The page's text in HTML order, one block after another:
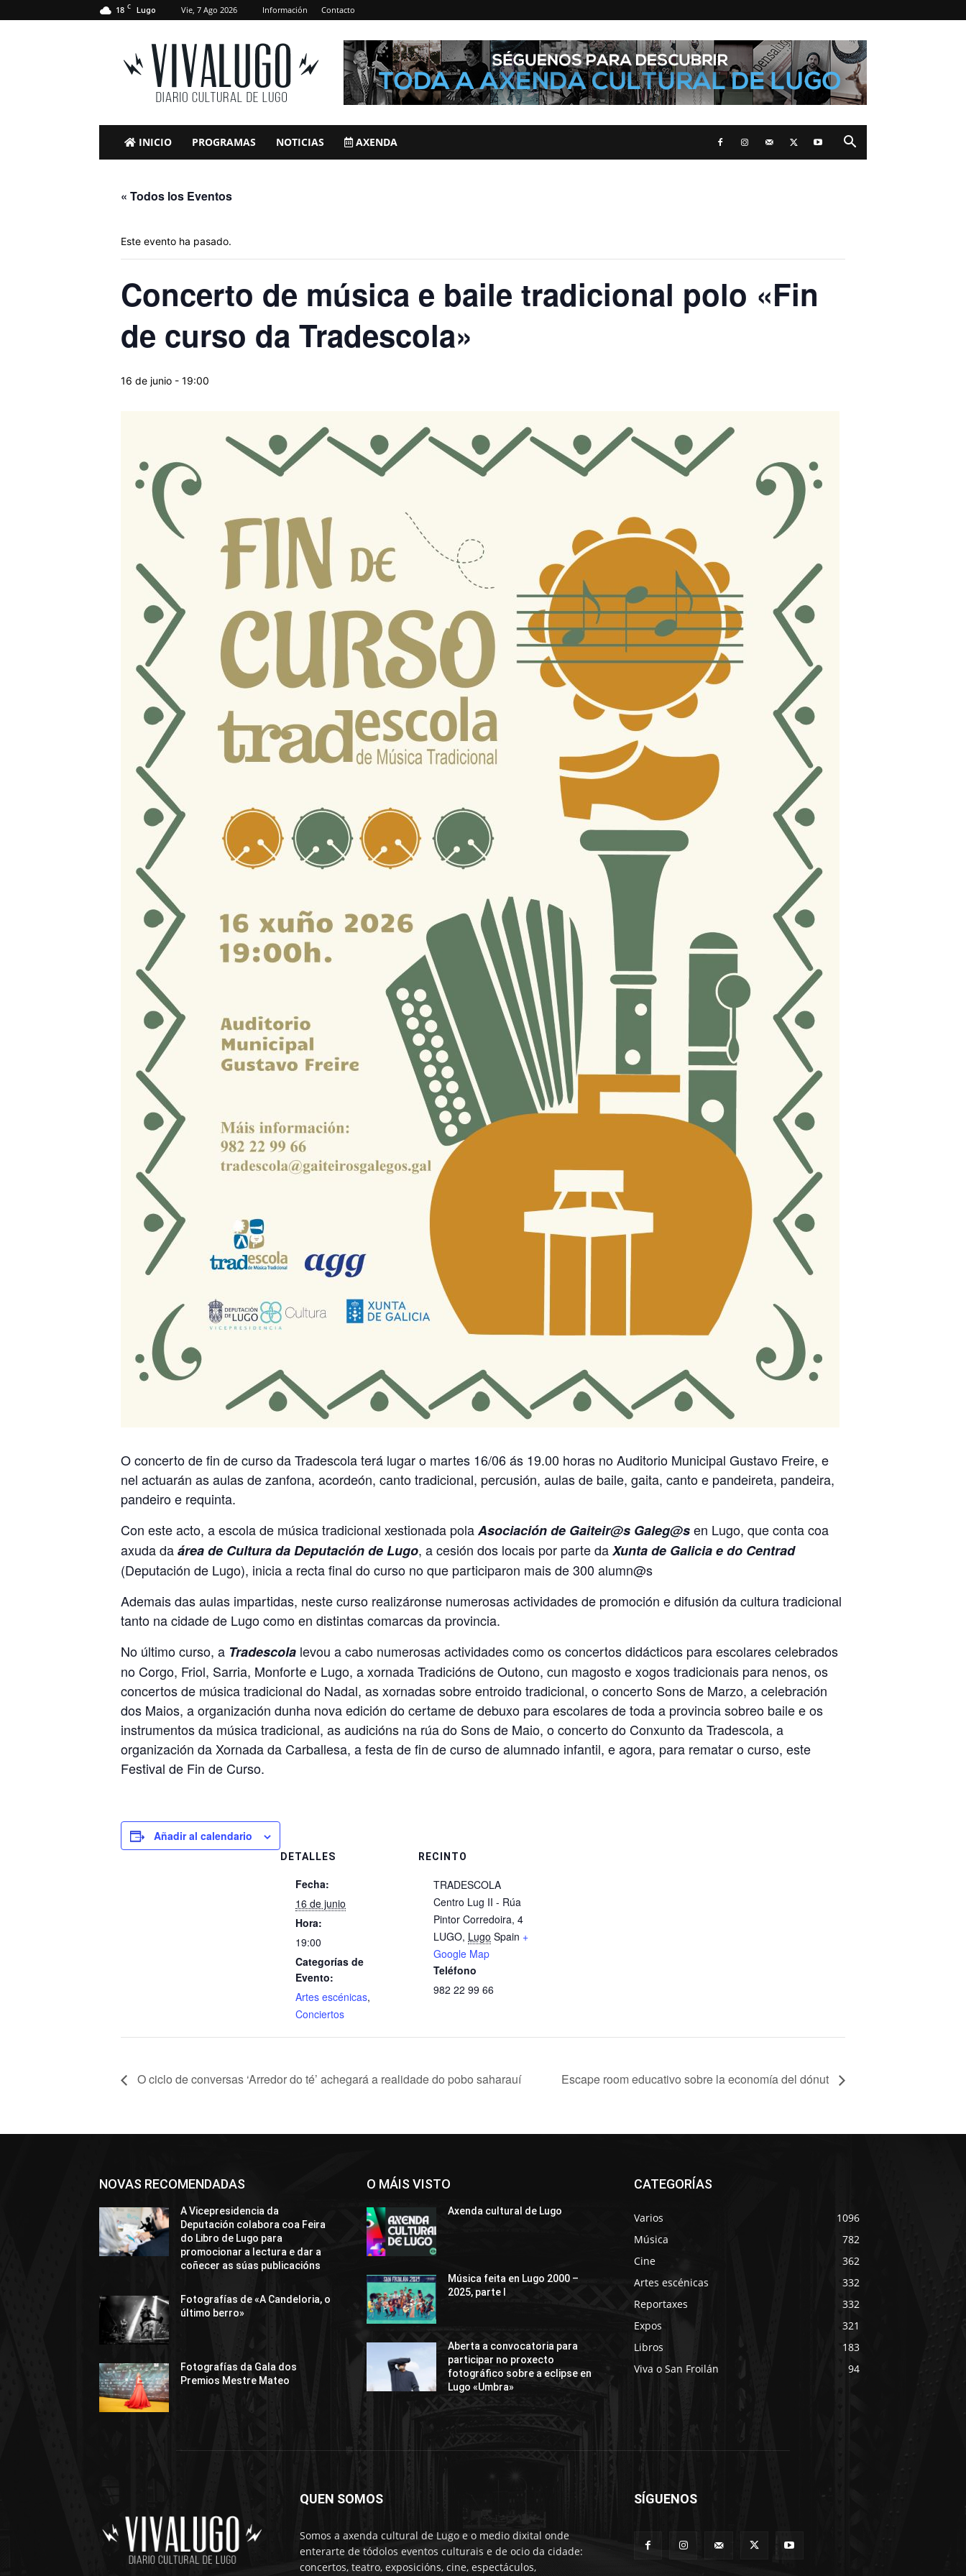
18 C Lugo Vie, 7 Ago 2026 Información Contacto
VivaLugo
INICIO PROGRAMAS NOTICIAS AXENDA
« Todos los Eventos
Este evento ha pasado.
Concerto de música e baile tradicional polo «Fin
de curso da Tradescola»
16 de junio - 19:00
O concerto de fin de curso da Tradescola terá lugar o martes 16/06 ás 19.00 horas no Auditorio Municipal Gustavo Freire, e
nel actuarán as aulas de zanfona, acordeón, canto tradicional, percusión, aulas de baile, gaita, canto e pandeireta, pandeira,
pandeiro e requinta.
Con este acto, a escola de música tradicional xestionada polaAsociación de Gaiteir@s Galeg@sen Lugo, que conta coa
axuda daárea de Cultura da Deputación de Lugo, a cesión dos locais por parte daXunta de Galicia e do Centrad
(Deputación de Lugo), inicia a recta final do curso no que participaron mais de 300 alumn@s
Ademais das aulas impartidas, neste curso realizáronse numerosas actividades de promoción e difusión da cultura tradicional
tanto na cidade de Lugo como en distintas comarcas da provincia.
No último curso, a Tradescola levou a cabo numerosas actividades como os concertos didácticos para escolares celebrados
no Corgo, Friol, Sarria, Monforte e Lugo, a xornada Tradicións de Outono, cun magosto e xogos tradicionais para nenos, os
concertos de música tradicional do Nadal, as xornadas sobre entroido tradicional, o concerto Sons de Marzo, a celebración
dos Maios, a organización dunha nova edición do certame de debuxo para escolares de toda a provincia sobreo baile e os
instrumentos da música tradicional, as audicións na rúa do Sons de Maio, o concerto do Conxunto da Tradescola, a
organización da Xornada da Carballesa, a festa de fin de curso de alumnado infantil, e agora, para rematar o curso, este
Festival de Fin de Curso.
Añadir al calendario
DETALLES
Fecha:
16 de junio
Hora:
19:00
Categorías de
Evento:
Artes escénicas,
Conciertos
RECINTO
TRADESCOLA
Centro Lug II - Rúa
Pintor Corredoira, 4
LUGO, Lugo Spain +
Google Map
Teléfono
982 22 99 66
O ciclo de conversas ‘Arredor do té’ achegará a realidade do pobo saharauí Escape room educativo sobre la economía del dónut
NOVAS RECOMENDADAS
A Vicepresidencia da
Deputación colabora coa Feira
do Libro de Lugo para
promocionar a lectura e dar a
coñecer as súas publicacións
Fotografías de «A Candeloria, o
último berro»
Fotografías da Gala dos
Premios Mestre Mateo
O MÁIS VISTO
Axenda cultural de Lugo
Música feita en Lugo 2000 –
2025, parte I
Aberta a convocatoria para
participar no proxecto
fotográfico sobre a eclipse en
Lugo «Umbra»
CATEGORÍAS
Varios
1096
Música
782
Cine
362
Artes escénicas
332
Reportaxes
332
Expos
321
Libros
183
Viva o San Froilán
94
QUEN SOMOS
Somos a axenda cultural de Lugo e o medio dixital onde
enterarte de tódolos eventos culturais e de ocio da cidade:
concertos, teatro, exposicións, cine, espectáculos,
SÍGUENOS